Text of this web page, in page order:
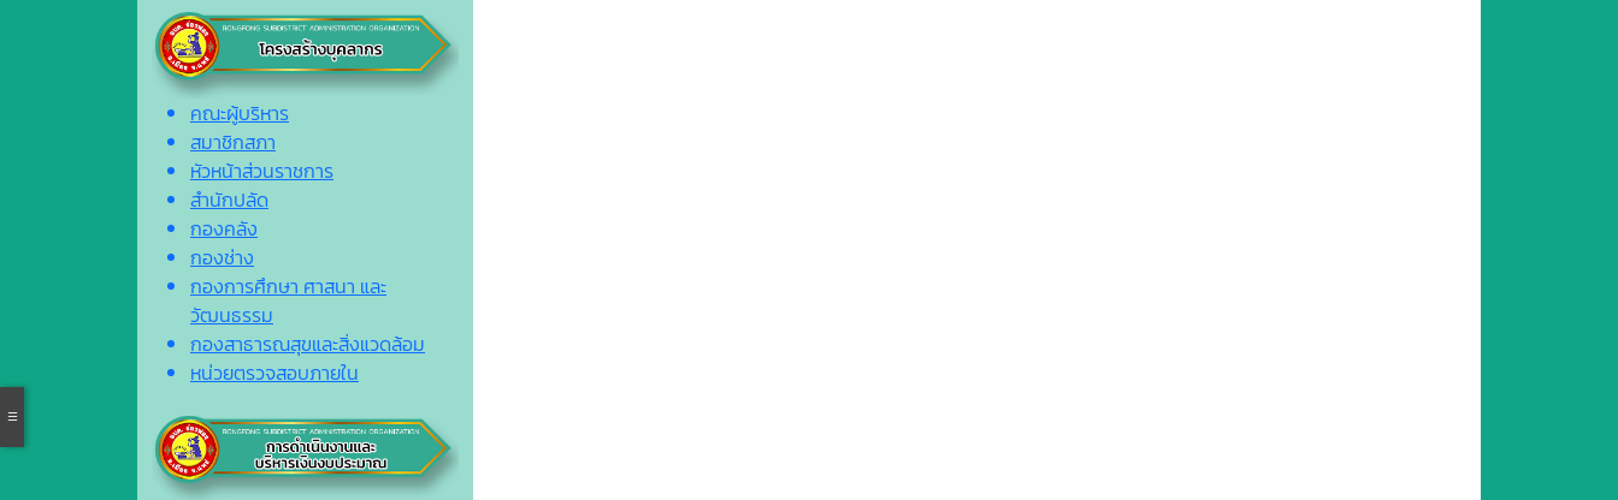
คณะผู้บริหาร
สมาชิกสภา
หัวหน้าส่วนราชการ
สำนักปลัด
กองคลัง
กองช่าง
กองการศึกษา ศาสนา และ
วัฒนธรรม
กองสาธารณสุขและสิ่งแวดล้อม
หน่วยตรวจสอบภายใน